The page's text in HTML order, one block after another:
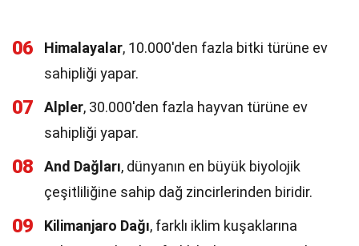
06 Himalayalar, 10.000'den fazla bitki türüne ev
sahipliği yapar.
07 Alpler, 30.000'den fazla hayvan türüne ev
sahipliği yapar.
08 And Dağları, dünyanın en büyük biyolojik
çeşitliliğine sahip dağ zincirlerinden biridir.
09 Kilimanjaro Dağı, farklı iklim kuşaklarına